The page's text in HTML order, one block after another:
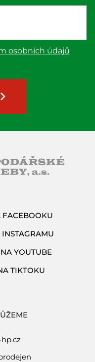
osobních údajů
FACEBOOKU
YOUTUBE
TIKTOKU